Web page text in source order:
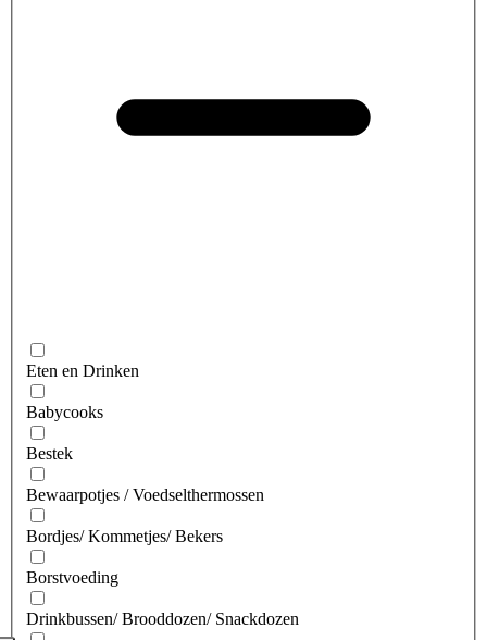
Eten en Drinken
Babycooks
Bestek
Bewaarpotjes / Voedselthermossen
Bordjes/ Kommetjes/ Bekers
Borstvoeding
Drinkbussen/ Brooddozen/ Snackdozen